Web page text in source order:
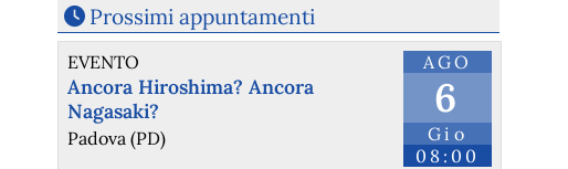
Prossimi appuntamenti
AGO
6
Gio
08:00
EVENTO
Ancora Hiroshima? Ancora
Nagasaki?
Padova (PD)